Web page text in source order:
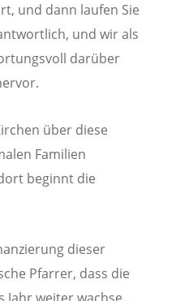
und dann laufen Sie
und wir als
darüber
über diese
Familien
beginnt die
dieser
Pfarrer, dass die